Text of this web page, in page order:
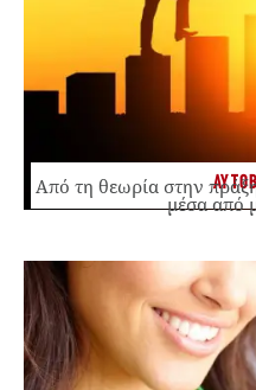
Από τη θεωρία στην
μέσα από